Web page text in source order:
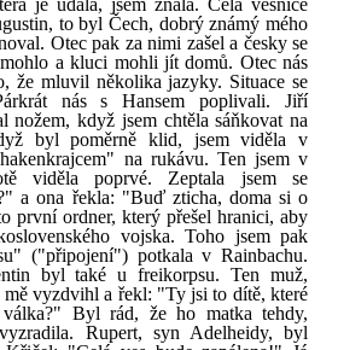
je udala, jsem znala. Celá vesnice
to byl Čech, dobrý známý mého
Otec pak za nimi zašel a česky se
a kluci mohli jít domů. Otec nás
že mluvil několika jazyky. Situace se
nás s Hansem poplivali. Jiří
nožem, když jsem chtěla sáňkovat na
byl poměrně klid, jsem viděla v
na rukávu. Ten jsem v
viděla poprvé. Zeptala jsem se
a ona řekla: "Buď zticha, doma si o
první ordner, který přešel hranici, aby
vojska. Toho jsem pak
("připojení") potkala v Rainbachu.
byl také u freikorpsu. Ten muž,
mě vyzdvihl a řekl: "Ty jsi to dítě, které
Byl rád, že ho matka tehdy,
Rupert, syn Adelheidy, byl